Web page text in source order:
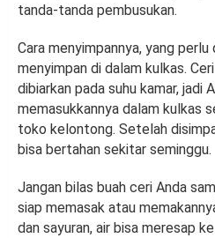
tanda-tanda pembusukan.
Cara menyimpannya, yang
menyimpan di dalam kulkas.
dibiarkan pada suhu kamar, jadi
memasukkannya dalam kulkas
toko kelontong. Setelah
bisa bertahan sekitar seminggu.
Jangan bilas buah ceri Anda
siap memasak atau
dan sayuran, air bisa meresap